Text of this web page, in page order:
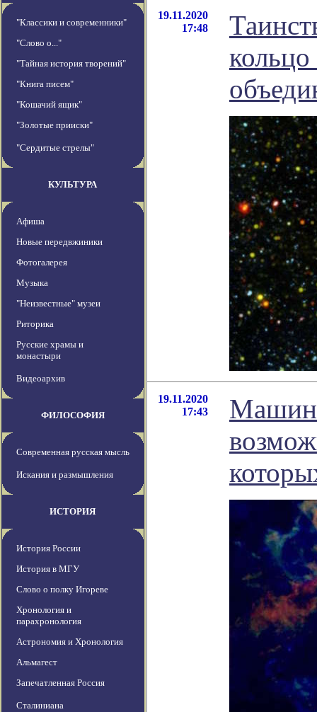
"Классики и современники"
"Слово о..."
"Тайная история творений"
"Книга писем"
"Кошачий ящик"
"Золотые прииски"
"Сердитые стрелы"
КУЛЬТУРА
Афиша
Новые передвжиники
Фотогалерея
Музыка
"Неизвестные" музеи
Риторика
Русские храмы и
монастыри
Видеоархив
ФИЛОСОФИЯ
Современная русская мысль
Искания и размышления
ИСТОРИЯ
История России
История в МГУ
Слово о полку Игореве
Хронология и
парахронология
Астрономия и Хронология
Альмагест
Запечатленная Россия
Сталиниана
19.11.2020
17:48
кольцо
19.11.2020
17:43